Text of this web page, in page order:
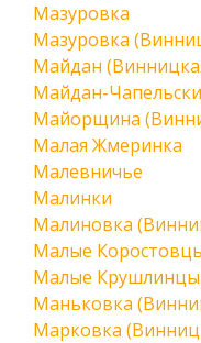
Мазуровка
Мазуровка
Майдан
Майдан-
Майорщина
Малая Жмеринка
Малевничье
Малинки
Малиновка
Малые
Малые Крушлинцы
Маньковка
Марковка